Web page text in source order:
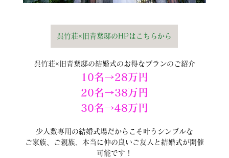
呉竹荘×旧青葉邸のHPはこちらから
呉竹荘×旧青葉邸の結婚式のお得なプランのご紹介
10名→28万円
20名→38万円
30名→48万円
少人数専用の結婚式場だからこそ叶うシンプルな
ご家族、ご親族、本当に仲の良いご友人と結婚式が開催
可能です！